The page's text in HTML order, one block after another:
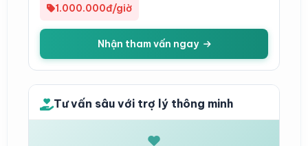
1.000.000đ/giờ
Nhận tham vấn ngay
Tư vấn sâu với trợ lý thông minh